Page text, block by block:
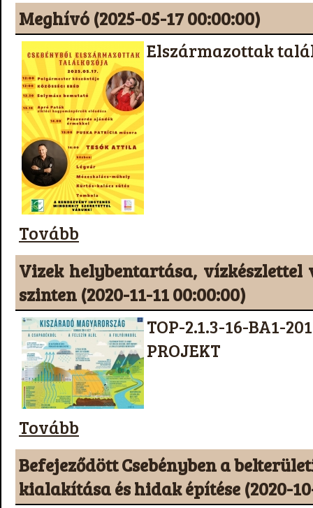
Meghívó (2025-05-17 00:00:00)
Elszármazottak
Tovább
Vizek helybentartása,
szinten (2020-11-11 00:00:00)
TOP-2.1.3-16-
PROJEKT
Tovább
Befejeződött Csebényben a
kialakítása és hidak építése (2020-